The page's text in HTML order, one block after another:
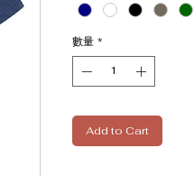
數量 *
Add to Cart